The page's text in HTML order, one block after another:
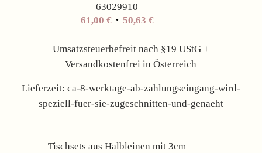
63029910
61,00€ 50,63 €
Umsatzsteuerbefreit nach §19 UStG +
Versandkostenfrei in Österreich
Lieferzeit: ca-8-werktage-ab-zahlungseingang-wird-
speziell-fuer-sie-zugeschnitten-und-genaeht
Tischsets aus Halbleinen mit 3cm